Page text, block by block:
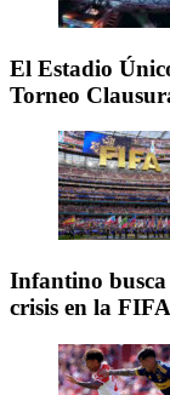
El Estadio
Torneo
Infantino busca
crisis en la FIFA